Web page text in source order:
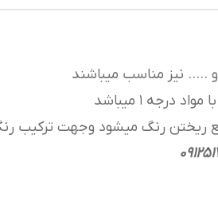
..... نیز مناسب میباشند
ریختن رنگ میشود وجهت ترکیب